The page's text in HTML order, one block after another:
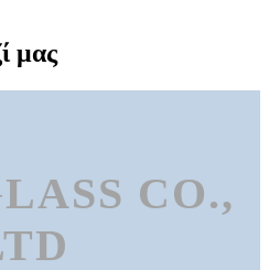
μας
CO.,